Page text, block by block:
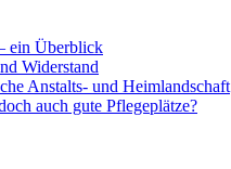
ein Überblick
Widerstand
Anstalts- und Heimlandschaft
auch gute Pflegeplätze?